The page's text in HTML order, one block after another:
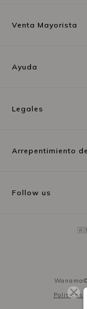
Venta Mayorista
Ayuda
Legales
Arrepentimiento
Follow us
Politicas